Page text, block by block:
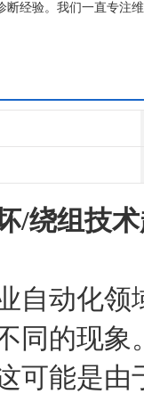
经验。我们一直专注
/绕组技
自动化
同的现
可能是